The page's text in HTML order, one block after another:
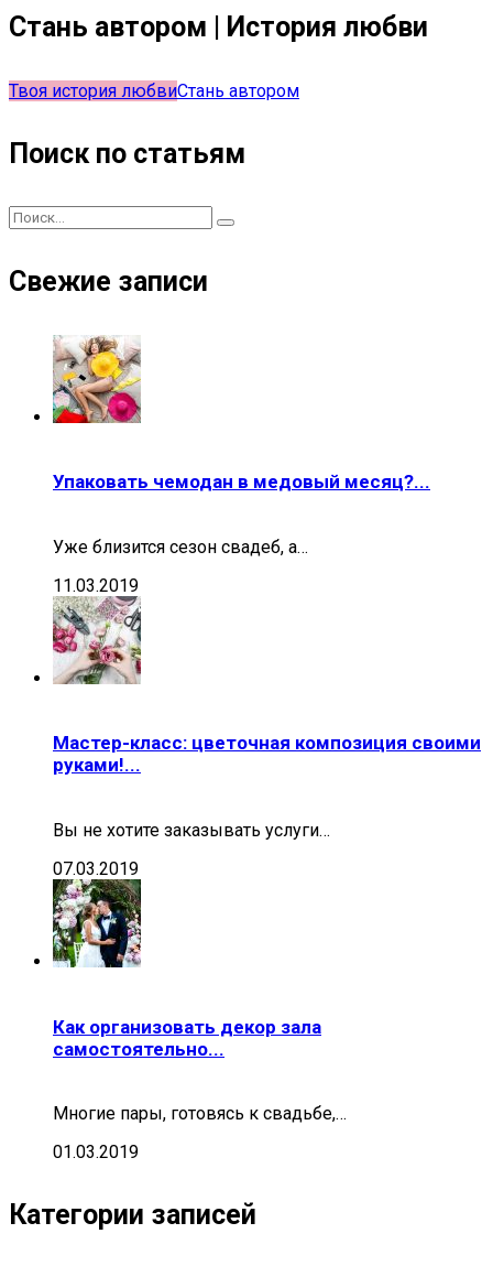
Стань автором | История любви
Твоя история любвиСтань автором
Поиск по статьям
Свежие записи
Упаковать чемодан в медовый месяц?...
Уже близится сезон свадеб, а…
11.03.2019
Мастер-класс: цветочная композиция своими
руками!...
Вы не хотите заказывать услуги…
07.03.2019
Как организовать декор зала
самостоятельно...
Многие пары, готовясь к свадьбе,…
01.03.2019
Категории записей